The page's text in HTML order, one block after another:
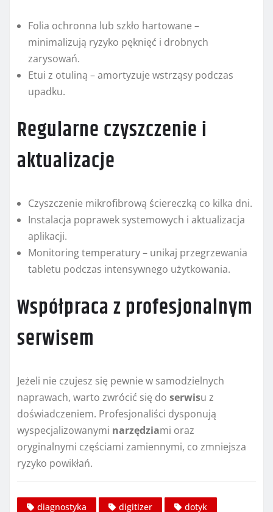
Folia ochronna lub szkło hartowane –
minimalizują ryzyko pęknięć i drobnych
zarysowań.
Etui z otuliną – amortyzuje wstrząsy podczas
upadku.
Regularne czyszczenie i
aktualizacje
Czyszczenie mikrofibrową ściereczką co kilka dni.
Instalacja poprawek systemowych i aktualizacja
aplikacji.
Monitoring temperatury – unikaj przegrzewania
tabletu podczas intensywnego użytkowania.
Współpraca z profesjonalnym
serwisem
Jeżeli nie czujesz się pewnie w samodzielnych
naprawach, warto zwrócić się do serwisu z
doświadczeniem. Profesjonaliści dysponują
wyspecjalizowanymi narzędziami oraz
oryginalnymi częściami zamiennymi, co zmniejsza
ryzyko powikłań.
diagnostyka digitizer dotyk